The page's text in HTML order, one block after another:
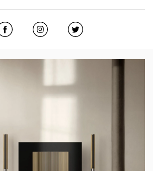
to open Facebook
Link Opens in New Tab
Click to open Instagram
Link Opens in New Tab
Click to open Twitter
Link Opens in